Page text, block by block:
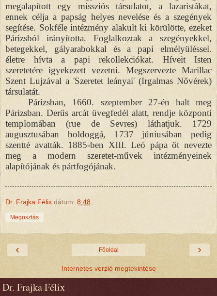
megalapított egy missziós társulatot, a lazaristákat,
ennek célja a papság helyes nevelése és a szegények
segítése. Sokféle intézmény alakult ki körülötte, ezeket
Párizsból irányította. Foglalkoztak a szegényekkel,
betegekkel, gályarabokkal és a papi elmélyüléssel.
életre hívta a papi rekollekciókat. Híveit Isten
szeretetére igyekezett vezetni. Megszervezte Marillac
Szent Lujzával a 'Szeretet leányai' (Irgalmas Nővérek)
társulatát.
Párizsban, 1660. szeptember 27-én halt meg
Párizsban. Derűs arcát üvegfedél alatt, rendje központi
templomában (rue de Sevres) láthatjuk. 1729
augusztusában boldoggá, 1737 júniusában pedig
szentté avatták. 1885-ben XIII. Leó pápa őt nevezte
meg a modern szeretet-művek intézményeinek
alapítójának és pártfogójának.
Dr. Frajka Félix dátum: 8:48
Megosztás
‹ ›
Főoldal
Internetes verzió megtekintése
Dr. Frajka Félix